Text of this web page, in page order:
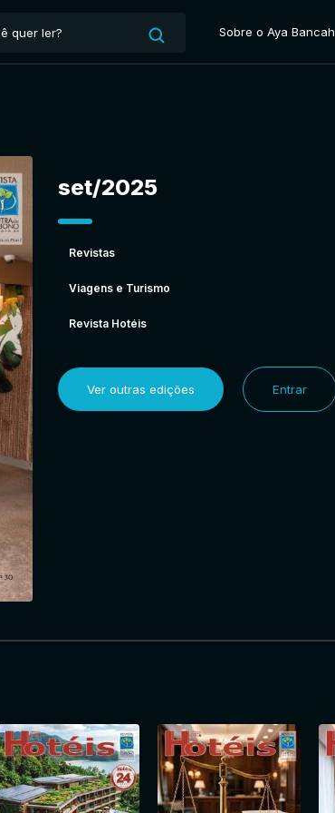
Sobre o Aya Bancah
set/2025
Revistas
Viagens e Turismo
Revista Hotéis
Ver outras edições Entrar